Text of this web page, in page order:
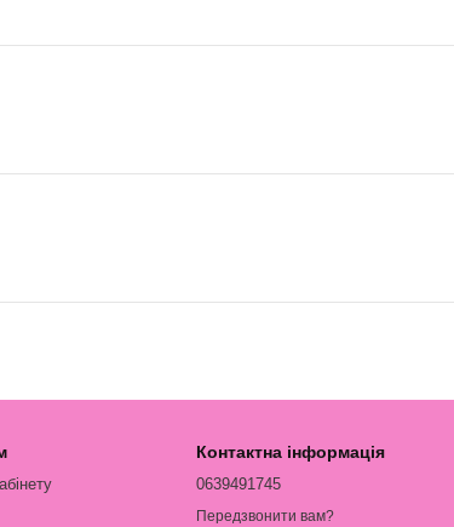
Контактна інформація
0639491745
Передзвонити вам?